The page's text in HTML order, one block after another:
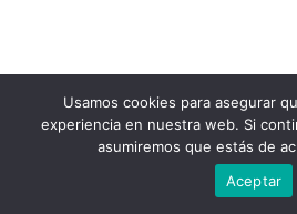
Usamos cookies para asegurar
experiencia en nuestra web. Si
asumiremos que estás de
Aceptar